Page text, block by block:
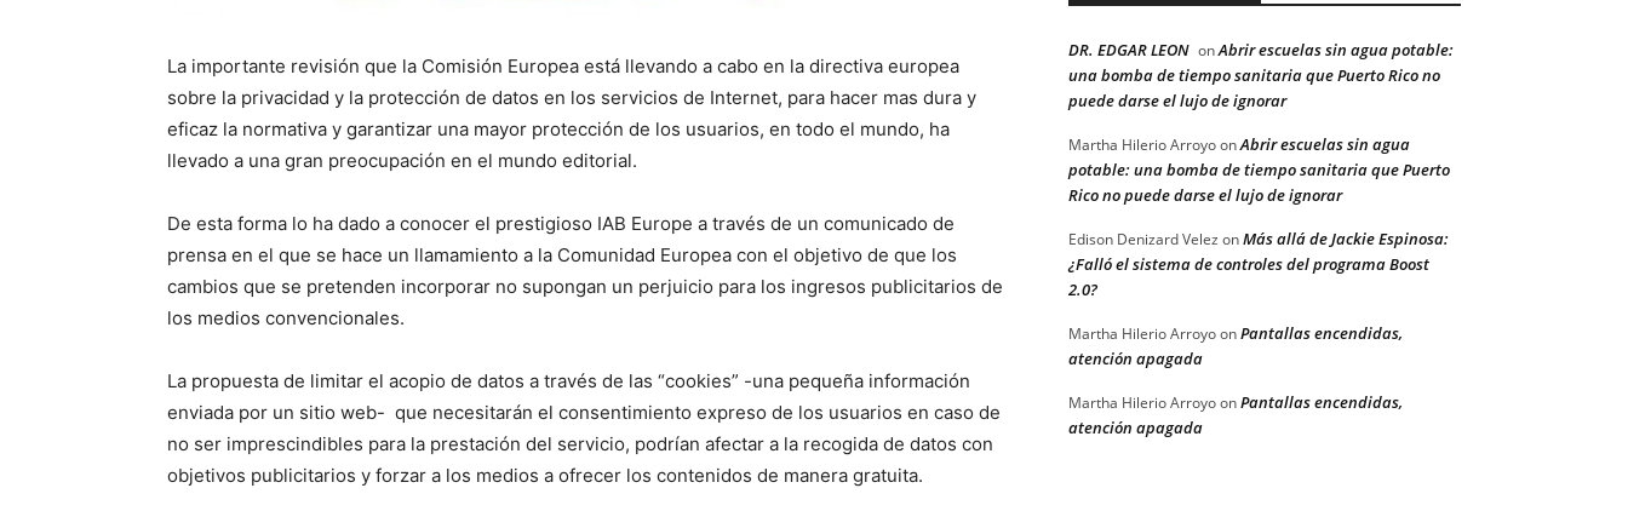
La importante revisión que la Comisión Europea está llevando a cabo en la directiva europea
sobre la privacidad y la protección de datos en los servicios de Internet, para hacer mas dura y
eficaz la normativa y garantizar una mayor protección de los usuarios, en todo el mundo, ha
llevado a una gran preocupación en el mundo editorial.
De esta forma lo ha dado a conocer el prestigioso IAB Europe a través de un comunicado de
prensa en el que se hace un llamamiento a la Comunidad Europea con el objetivo de que los
cambios que se pretenden incorporar no supongan un perjuicio para los ingresos publicitarios de
los medios convencionales.
La propuesta de limitar el acopio de datos a través de las “cookies” -una pequeña información
enviada por un sitio web- que necesitarán el consentimiento expreso de los usuarios en caso de
no ser imprescindibles para la prestación del servicio, podrían afectar a la recogida de datos con
objetivos publicitarios y forzar a los medios a ofrecer los contenidos de manera gratuita.
DR. EDGAR LEON onAbrir escuelas sin agua potable:
una bomba de tiempo sanitaria que Puerto Rico no
puede darse el lujo de ignorar
Martha Hilerio ArroyoonAbrir escuelas sin agua
potable: una bomba de tiempo sanitaria que Puerto
Rico no puede darse el lujo de ignorar
Edison Denizard Velez onMás allá de Jackie Espinosa:
¿Falló el sistema de controles del programa Boost
2.0?
Martha Hilerio ArroyoonPantallas encendidas,
atención apagada
Martha Hilerio ArroyoonPantallas encendidas,
atención apagada